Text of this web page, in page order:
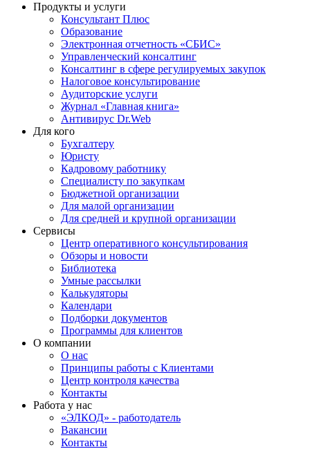
Продукты и услуги
Консультант Плюс
Образование
Электронная отчетность «СБИС»
Управленческий консалтинг
Консалтинг в сфере регулируемых закупок
Налоговое консультирование
Аудиторские услуги
Журнал «Главная книга»
Антивирус Dr.Web
Для кого
Бухгалтеру
Юристу
Кадровому работнику
Специалисту по закупкам
Бюджетной организации
Для малой организации
Для средней и крупной организации
Сервисы
Центр оперативного консультирования
Обзоры и новости
Библиотека
Умные рассылки
Калькуляторы
Календари
Подборки документов
Программы для клиентов
О компании
О нас
Принципы работы с Клиентами
Центр контроля качества
Контакты
Работа у нас
«ЭЛКОД» - работодатель
Вакансии
Контакты